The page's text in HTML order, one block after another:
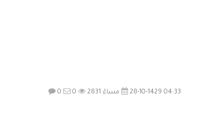
28-10-1429 04:33 مساءً 0 0 2831